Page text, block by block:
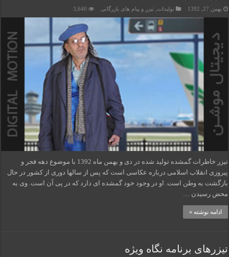
بهمن 27, 1392 تولیدات ,تیزر و پیام های بازرگانی 3,640
تیزر خاطرات گمشده تولید شده در دی و بهمن ماه 1392 با موضوع دهه فجر و
پیروزی انقلاب اسلامی درباره عکاسی است که پس از سالها دوری از کشور در حال
بازگشت به وطن است. او در وجود خود گمشده ای دارد که در پی آن است. وی به
محض رسیدن …
ادامه نوشته »
تیزرهای برنامه نگاه ویژه